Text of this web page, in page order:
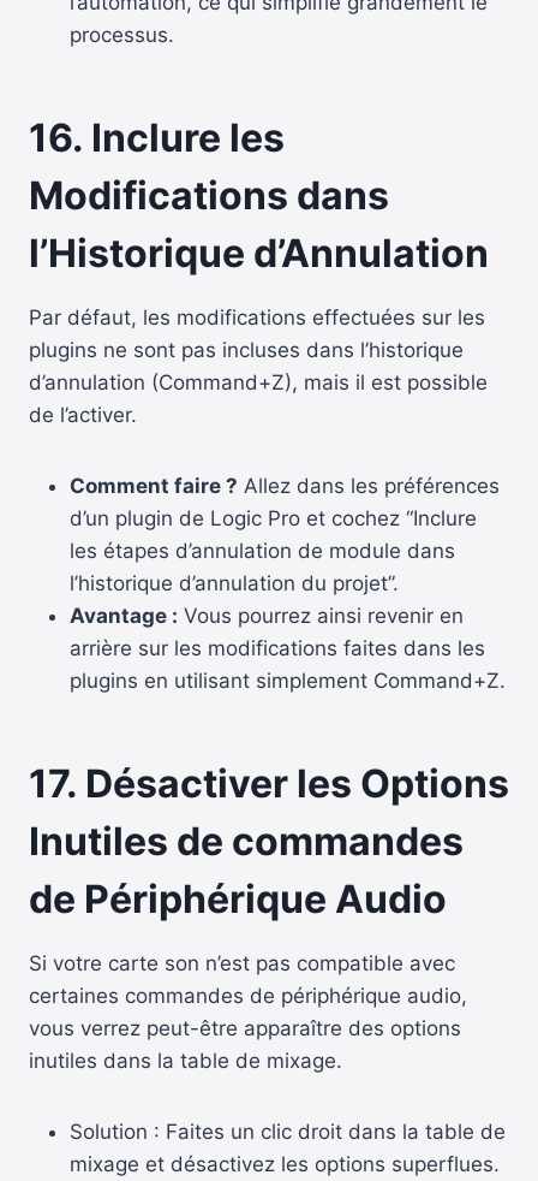
processus.
16. Inclure les
Modifications dans
l’Historique d’Annulation
Par défaut, les modifications effectuées sur les
plugins ne sont pas incluses dans l’historique
d’annulation (Command+Z), mais il est possible
de l’activer.
Comment faire ? Allez dans les préférences
d’un plugin de Logic Pro et cochez “Inclure
les étapes d’annulation de module dans
l’historique d’annulation du projet”.
Avantage : Vous pourrez ainsi revenir en
arrière sur les modifications faites dans les
plugins en utilisant simplement Command+Z.
17. Désactiver les Options
Inutiles de commandes
de Périphérique Audio
Si votre carte son n’est pas compatible avec
certaines commandes de périphérique audio,
vous verrez peut-être apparaître des options
inutiles dans la table de mixage.
Solution : Faites un clic droit dans la table de
mixage et désactivez les options superflues.